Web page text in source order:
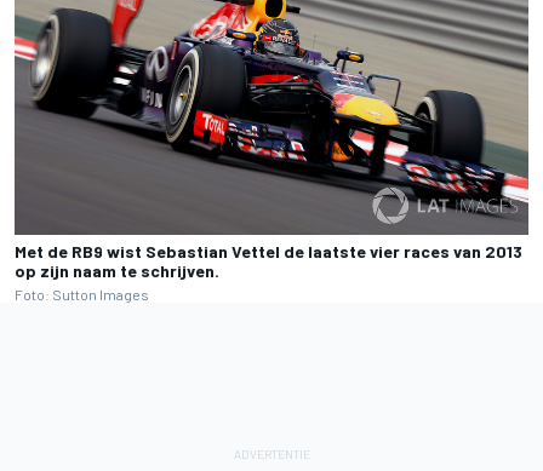
Met de RB9 wist Sebastian Vettel de laatste vier races van 2013
op zijn naam te schrijven.
Foto: Sutton Images